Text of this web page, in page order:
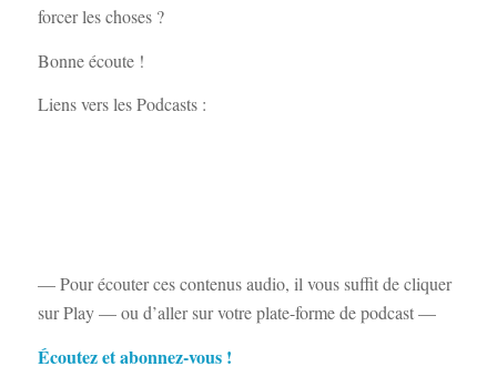
forcer les choses ?
Bonne écoute !
Liens vers les Podcasts :
— Pour écouter ces contenus audio, il vous suffit de cliquer
sur Play — ou d’aller sur votre plate-forme de podcast —
Écoutez et abonnez-vous !